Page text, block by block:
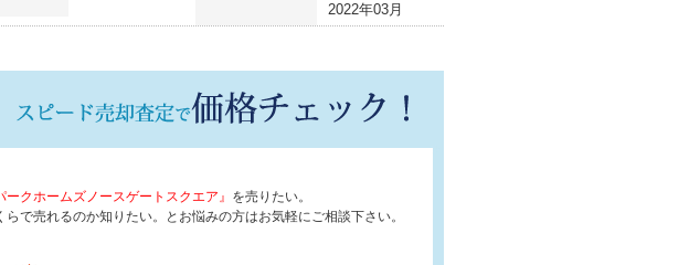
2022年03月
ークホームズノースゲートスクエア』 を売りたい。
らで売れるのか知りたい。とお悩みの方はお気軽にご相談下さい。